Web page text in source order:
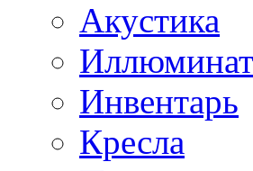
Акустика
Инвентарь
Кресла